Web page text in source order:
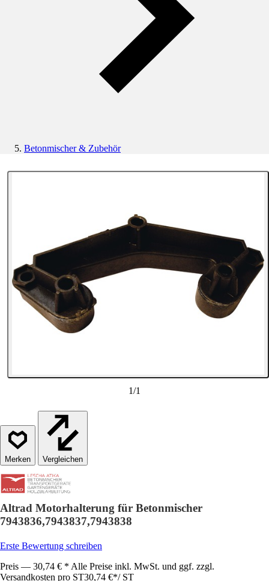
Betonmischer & Zubehör
1/1
Vergleichen
Altrad Motorhalterung für Betonmischer
7943836,7943837,7943838
Erste Bewertung schreiben
Preis — 30,74 € * Alle Preise inkl. MwSt. und ggf. zzgl.
Versandkosten pro ST30,74 €*/ ST